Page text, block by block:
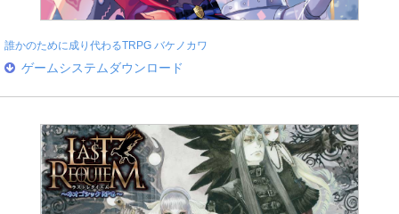
誰かのために成り代わるTRPG バケノカワ
ゲームシステムダウンロード